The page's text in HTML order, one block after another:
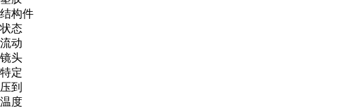
结构件
状态
流动
镜头
特定
压到
温度